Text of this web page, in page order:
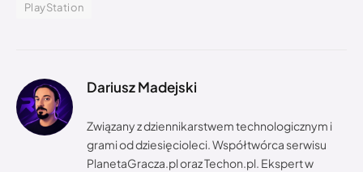
PlayStation
Dariusz Madejski
Związany z dziennikarstwem technologicznym i
grami od dziesięcioleci. Współtwórca serwisu
PlanetaGracza.pl oraz Techon.pl. Ekspert w